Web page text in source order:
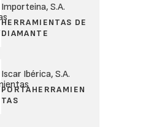
Importeina, S.A.
HERRAMIENTAS DE
DIAMANTE
Iscar Ibérica, S.A.
PORTAHERRAMIEN
TAS